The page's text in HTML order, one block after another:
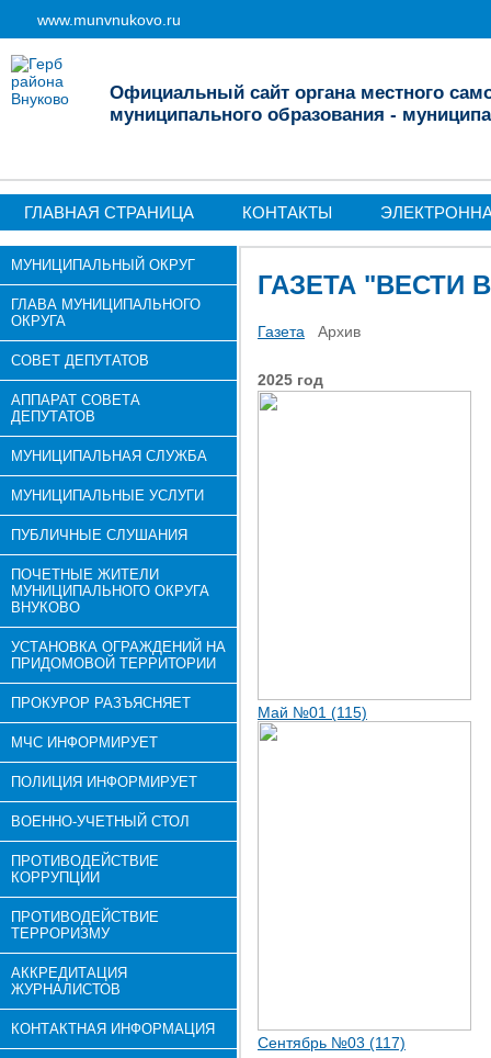
www.munvnukovo.ru
Официальный сайт органа местного
муниципального образования -
ГЛАВНАЯ СТРАНИЦА КОНТАКТЫ
МУНИЦИПАЛЬНЫЙ ОКРУГ
ГЛАВА МУНИЦИПАЛЬНОГО
ОКРУГА
СОВЕТ ДЕПУТАТОВ
АППАРАТ СОВЕТА
ДЕПУТАТОВ
МУНИЦИПАЛЬНАЯ СЛУЖБА
МУНИЦИПАЛЬНЫЕ УСЛУГИ
ПУБЛИЧНЫЕ СЛУШАНИЯ
ПОЧЕТНЫЕ ЖИТЕЛИ
МУНИЦИПАЛЬНОГО ОКРУГА
ВНУКОВО
УСТАНОВКА ОГРАЖДЕНИЙ НА
ПРИДОМОВОЙ ТЕРРИТОРИИ
ПРОКУРОР РАЗЪЯСНЯЕТ
МЧС ИНФОРМИРУЕТ
ПОЛИЦИЯ ИНФОРМИРУЕТ
ВОЕННО-УЧЕТНЫЙ СТОЛ
ПРОТИВОДЕЙСТВИЕ
КОРРУПЦИИ
ПРОТИВОДЕЙСТВИЕ
ТЕРРОРИЗМУ
АККРЕДИТАЦИЯ
ЖУРНАЛИСТОВ
КОНТАКТНАЯ ИНФОРМАЦИЯ
ГАЗЕТА "ВЕСТИ
Газета Архив
2025 год
Май №01 (115)
Сентябрь №03 (117)